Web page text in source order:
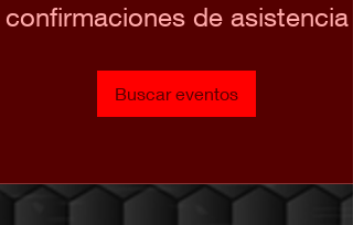
confirmaciones de asistencia
Buscar eventos